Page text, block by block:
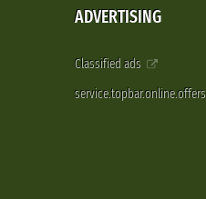
ADVERTISING
Classified ads
service.topbar.online.offers